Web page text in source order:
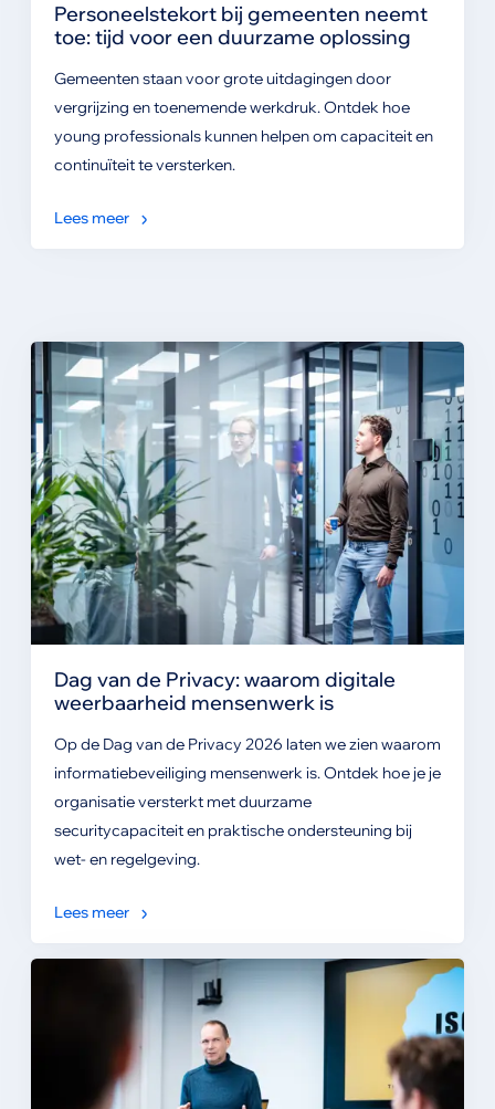
Personeelstekort bij gemeenten neemt
toe: tijd voor een duurzame oplossing
Gemeenten staan voor grote uitdagingen door
vergrijzing en toenemende werkdruk. Ontdek hoe
young professionals kunnen helpen om capaciteit en
continuïteit te versterken.
Lees meer
Dag van de Privacy: waarom digitale
weerbaarheid mensenwerk is
Op de Dag van de Privacy 2026 laten we zien waarom
informatiebeveiliging mensenwerk is. Ontdek hoe je je
organisatie versterkt met duurzame
securitycapaciteit en praktische ondersteuning bij
wet- en regelgeving.
Lees meer